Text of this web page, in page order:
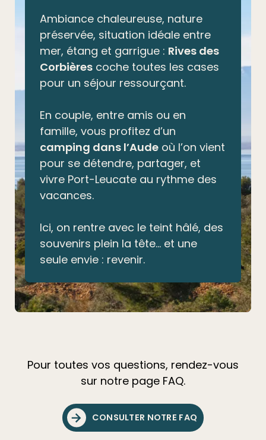
Ambiance chaleureuse, nature
préservée, situation idéale entre
mer, étang et garrigue : Rives des
Corbièrescoche toutes les cases
pour un séjour ressourçant.
En couple, entre amis ou en
famille, vous profitez d’un
camping dans l’Audeoù l’on vient
pour se détendre, partager, et
vivre Port-Leucate au rythme des
vacances.
Ici, on rentre avec le teint hâlé, des
souvenirs plein la tête… et une
seule envie : revenir.
Pour toutes vos questions, rendez-vous
sur notre page FAQ.
CONSULTER NOTRE FAQ